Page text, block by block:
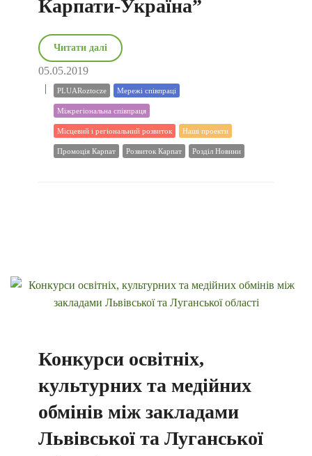
Карпати-Україна”
Читати далі
05.05.2019
PLUARoztocze Мережі співпраці
Міжрегіональна співпраця
Місцевий і регіональний розвиток Наші проекти
Промоція Карпат Розвиток Карпат Розділ Новини
Конкурси освітніх,
культурних та медійних
обмінів між закладами
Львівської та Луганської